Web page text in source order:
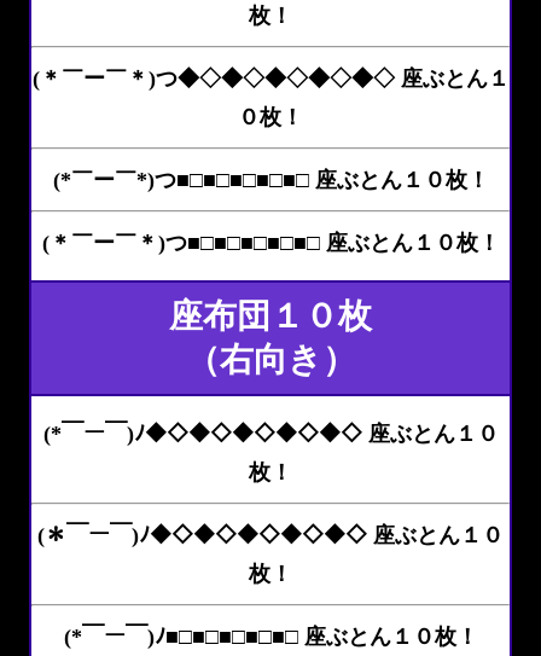
枚！
(＊￣ー￣＊)つ◆◇◆◇◆◇◆◇◆◇ 座ぶとん１
０枚！
(*￣ー￣*)つ■□■□■□■□■□ 座ぶとん１０枚！
(＊￣ー￣＊)つ■□■□■□■□■□ 座ぶとん１０枚！
座布団１０枚
（右向き）
(*￣ー￣)ﾉ◆◇◆◇◆◇◆◇◆◇ 座ぶとん１０
枚！
(＊￣ー￣)ﾉ◆◇◆◇◆◇◆◇◆◇ 座ぶとん１０
枚！
(*￣ー￣)ﾉ■□■□■□■□■□ 座ぶとん１０枚！